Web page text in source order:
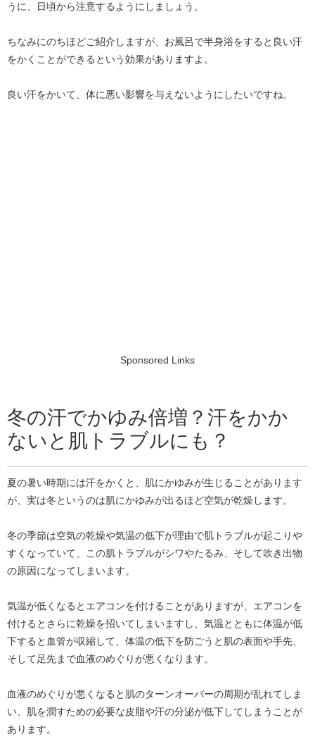
うに、日頃から注意するようにしましょう。
ちなみにのちほどご紹介しますが、お風呂で半身浴をすると良い汗
をかくことができるという効果がありますよ。
良い汗をかいて、体に悪い影響を与えないようにしたいですね。
Sponsored Links
冬の汗でかゆみ倍増？汗をかか
ないと肌トラブルにも？
夏の暑い時期には汗をかくと、肌にかゆみが生じることがあります
が、実は冬というのは肌にかゆみが出るほど空気が乾燥します。
冬の季節は空気の乾燥や気温の低下が理由で肌トラブルが起こりや
すくなっていて、この肌トラブルがシワやたるみ、そして吹き出物
の原因になってしまいます。
気温が低くなるとエアコンを付けることがありますが、エアコンを
付けるとさらに乾燥を招いてしまいますし、気温とともに体温が低
下すると血管が収縮して、体温の低下を防ごうと肌の表面や手先、
そして足先まで血液のめぐりが悪くなります。
血液のめぐりが悪くなると肌のターンオーバーの周期が乱れてしま
い、肌を潤すための必要な皮脂や汗の分泌が低下してしまうことが
あります。